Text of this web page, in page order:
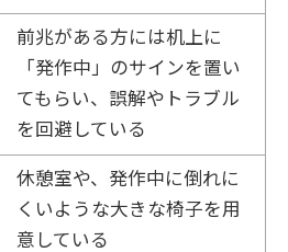
前兆がある方には机上に
「発作中」のサインを置い
てもらい、誤解やトラブル
を回避している
休憩室や、発作中に倒れに
くいような大きな椅子を用
意している